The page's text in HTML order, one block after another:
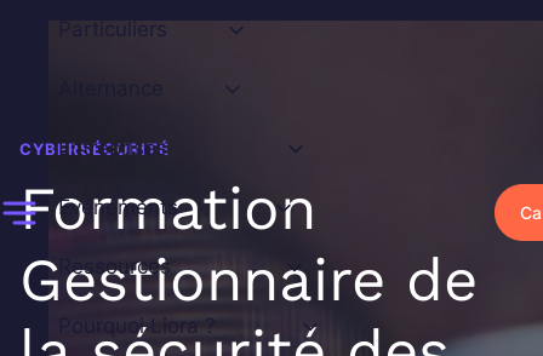
Particuliers
Entreprises
Événements
Ressources
Pourquoi Liora ?
CYBERSÉCURITÉ
Formation
Gestionnaire de